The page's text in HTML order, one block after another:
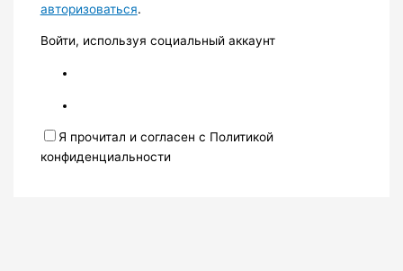
авторизоваться.
Войти, используя социальный аккаунт
Я прочитал и согласен с Политикой
конфиденциальности